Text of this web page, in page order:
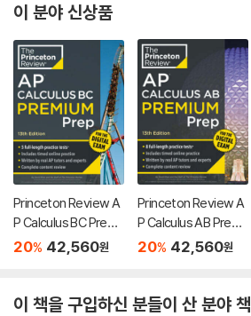
이 분야 신상품
Princeton Review A
P Calculus BC Premi
um Prep, 13th Editio
line + Content Revie
20% 42,560원
Princeton Review A
P Calculus AB Premi
um Prep, 13th Editio
line + Content Revie
20% 42,560원
이 책을 구입하신 분들이 산 분야 책